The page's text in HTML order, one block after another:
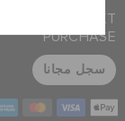
ON YOUR NEXT
PURCHASE
سجل مجانا